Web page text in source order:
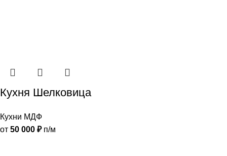
Кухня Шелковица
Кухни МДФ
от 50 000 ₽п/м